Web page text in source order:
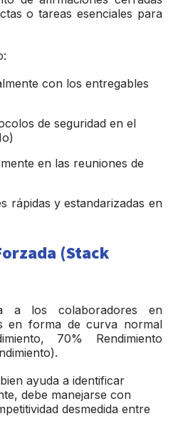
o tareas esenciales para
con los entregables
de seguridad en el
en las reuniones de
rápidas y estandarizadas en
(Stack
a los colaboradores en
en forma de curva normal
70% Rendimiento
ayuda a identificar
debe manejarse con
desmedida entre